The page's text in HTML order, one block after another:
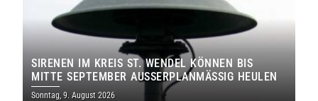
SIRENEN IM KREIS ST. WENDEL KÖNNEN BIS
MITTE SEPTEMBER AUSSERPLANMÄSSIG HEULEN
Sonntag, 9. August 2026